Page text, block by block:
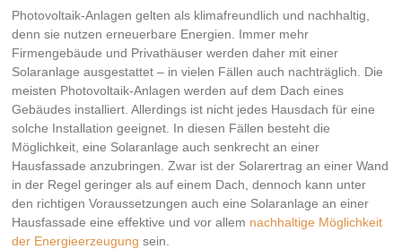
Photovoltaik-Anlagen gelten als klimafreundlich und nachhaltig,
denn sie nutzen erneuerbare Energien. Immer mehr
Firmengebäude und Privathäuser werden daher mit einer
Solaranlage ausgestattet – in vielen Fällen auch nachträglich. Die
meisten Photovoltaik-Anlagen werden auf dem Dach eines
Gebäudes installiert. Allerdings ist nicht jedes Hausdach für eine
solche Installation geeignet. In diesen Fällen besteht die
Möglichkeit, eine Solaranlage auch senkrecht an einer
Hausfassade anzubringen. Zwar ist der Solarertrag an einer Wand
in der Regel geringer als auf einem Dach, dennoch kann unter
den richtigen Voraussetzungen auch eine Solaranlage an einer
Hausfassade eine effektive und vor allem nachhaltige Möglichkeit
der Energieerzeugung sein.